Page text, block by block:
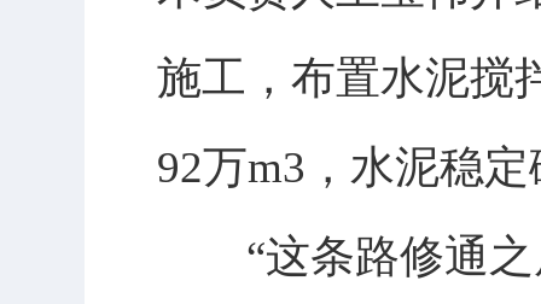
施工，布置水泥搅
92万m3，水泥稳
“这条路修通之